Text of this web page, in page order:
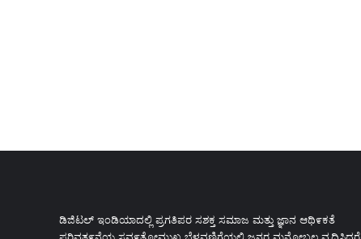
ಡಿಜಿಟಲ್ ಇಂಡಿಯಾದಲ್ಲಿ ಪ್ರಗತಿಪರ ಸಶಕ್ತ ಸಮಾಜ ಮತ್ತು ಜ್ಞಾನ ಆಥಿ೯ಕತೆ